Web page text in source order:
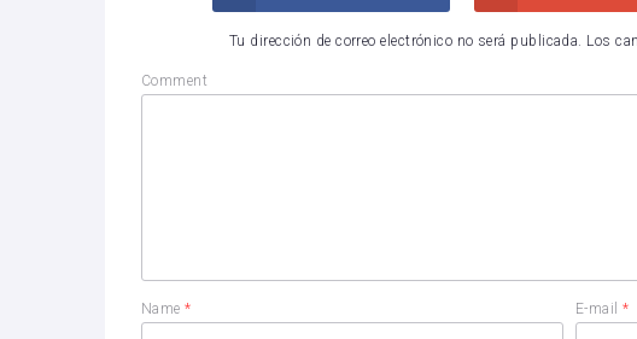
Tu dirección de correo electrónico no será publicada. Los
Comment
Name* E-mail*